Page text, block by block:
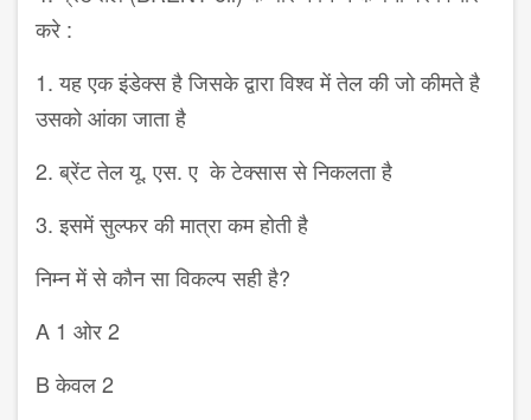
करे :
1. यह एक इंडेक्स है जिसके द्वारा विश्व में तेल की जो कीमते है
उसको आंका जाता है
2. ब्रेंट तेल यू. एस. ए के टेक्सास से निकलता है
3. इसमें सुल्फर की मात्रा कम होती है
निम्न में से कौन सा विकल्प सही है?
A 1 ओर 2
B केवल 2